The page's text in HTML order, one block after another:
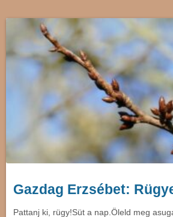
Gazdag Erzsébet:
Pattanj ki, rügy!Süt a nap.Öleld meg